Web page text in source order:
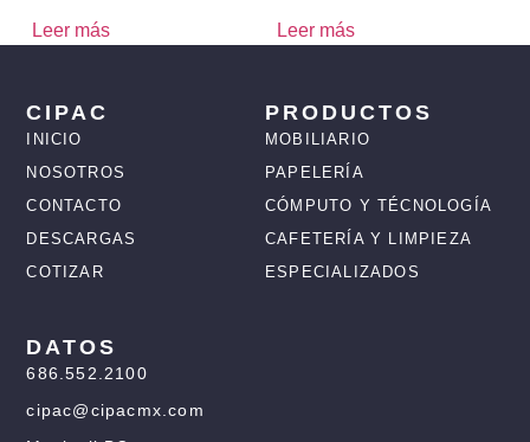
Leer más Leer más
CIPAC
INICIO
NOSOTROS
CONTACTO
DESCARGAS
COTIZAR
PRODUCTOS
MOBILIARIO
PAPELERÍA
CÓMPUTO Y TÉCNOLOGÍA
CAFETERÍA Y LIMPIEZA
ESPECIALIZADOS
DATOS
686.552.2100
cipac@cipacmx.com